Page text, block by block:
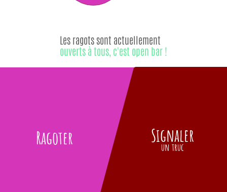
Ragoter
Les ragots sont actuellement
ouverts à tous, c'est open bar !
Signaler
un truc